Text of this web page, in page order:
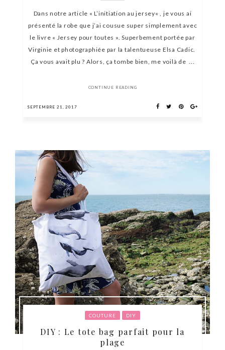
Dans notre article « L’initiation au jersey« , je vous ai
présenté la robe que j’ai cousue super simplement avec
le livre « Jersey pour toutes ». Superbement portée par
Virginie et photographiée par la talentueuse Elsa Cadic.
Ça vous avait plu ? Alors, ça tombe bien, me voilà de ...
CONTINUE READING
SEPTEMBRE 21, 2017
COUTURE DIY
DIY : Le tote bag parfait pour la
plage